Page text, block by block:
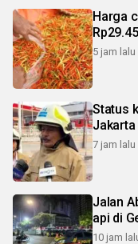
Harga
5 jam lalu
Status
7 jam lalu
Jalan
api di
10 jam